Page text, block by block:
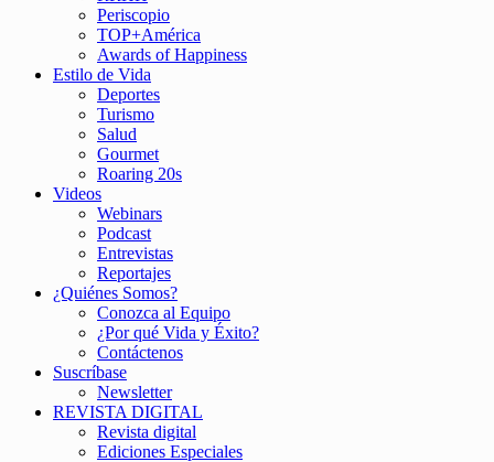
Periscopio
TOP+América
Awards of Happiness
Estilo de Vida
Deportes
Turismo
Salud
Gourmet
Roaring 20s
Videos
Webinars
Podcast
Entrevistas
Reportajes
¿Quiénes Somos?
Conozca al Equipo
¿Por qué Vida y Éxito?
Contáctenos
Suscríbase
Newsletter
REVISTA DIGITAL
Revista digital
Ediciones Especiales